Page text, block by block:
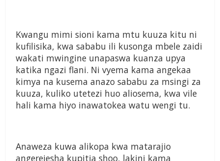
Kwangu mimi sioni kama mtu kuuza kitu ni
kufilisika, kwa sababu ili kusonga mbele zaidi
wakati mwingine unapaswa kuanza upya
katika ngazi flani. Ni vyema kama angekaa
kimya na kusema anazo sababu za msingi za
kuuza, kuliko utetezi huo aliosema, kwa vile
hali kama hiyo inawatokea watu wengi tu.
Anaweza kuwa alikopa kwa matarajio
angerejesha kupitia shoo, lakini kama